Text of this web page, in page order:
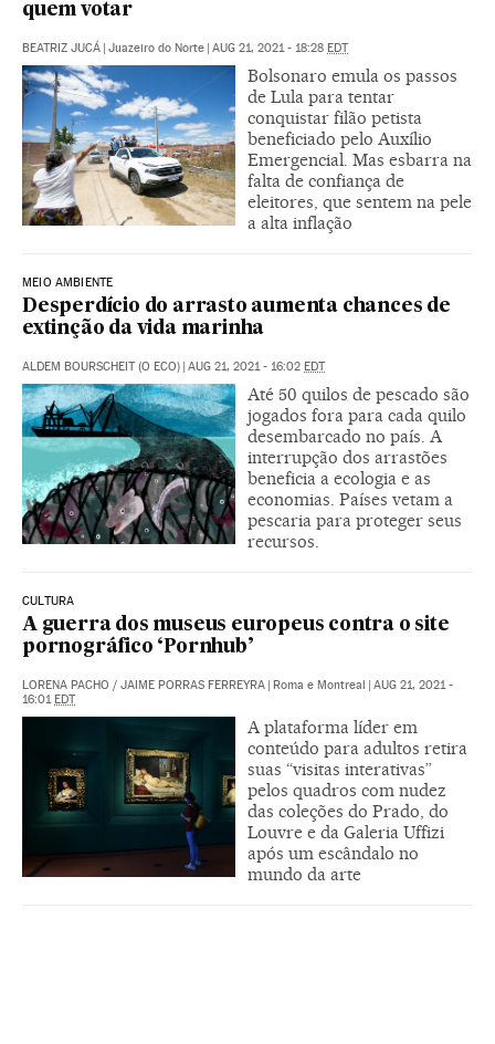
quem votar
BEATRIZ JUCÁ Juazeiro do Norte AUG 21, 2021 - 18:28 EDT
Bolsonaro emula os passos
de Lula para tentar
conquistar filão petista
beneficiado pelo Auxílio
Emergencial. Mas esbarra na
falta de confiança de
eleitores, que sentem na pele
a alta inflação
MEIO AMBIENTE
Desperdício do arrasto aumenta chances de
extinção da vida marinha
ALDEM BOURSCHEIT (O ECO) AUG 21, 2021 - 16:02 EDT
Até 50 quilos de pescado são
jogados fora para cada quilo
desembarcado no país. A
interrupção dos arrastões
beneficia a ecologia e as
economias. Países vetam a
pescaria para proteger seus
recursos.
CULTURA
A guerra dos museus europeus contra o site
pornográfico ‘Pornhub’
LORENA PACHO / JAIME PORRAS FERREYRA Roma e Montreal
AUG 21, 2021 -
16:01 EDT
A plataforma líder em
conteúdo para adultos retira
suas “visitas interativas”
pelos quadros com nudez
das coleções do Prado, do
Louvre e da Galeria Uffizi
após um escândalo no
mundo da arte